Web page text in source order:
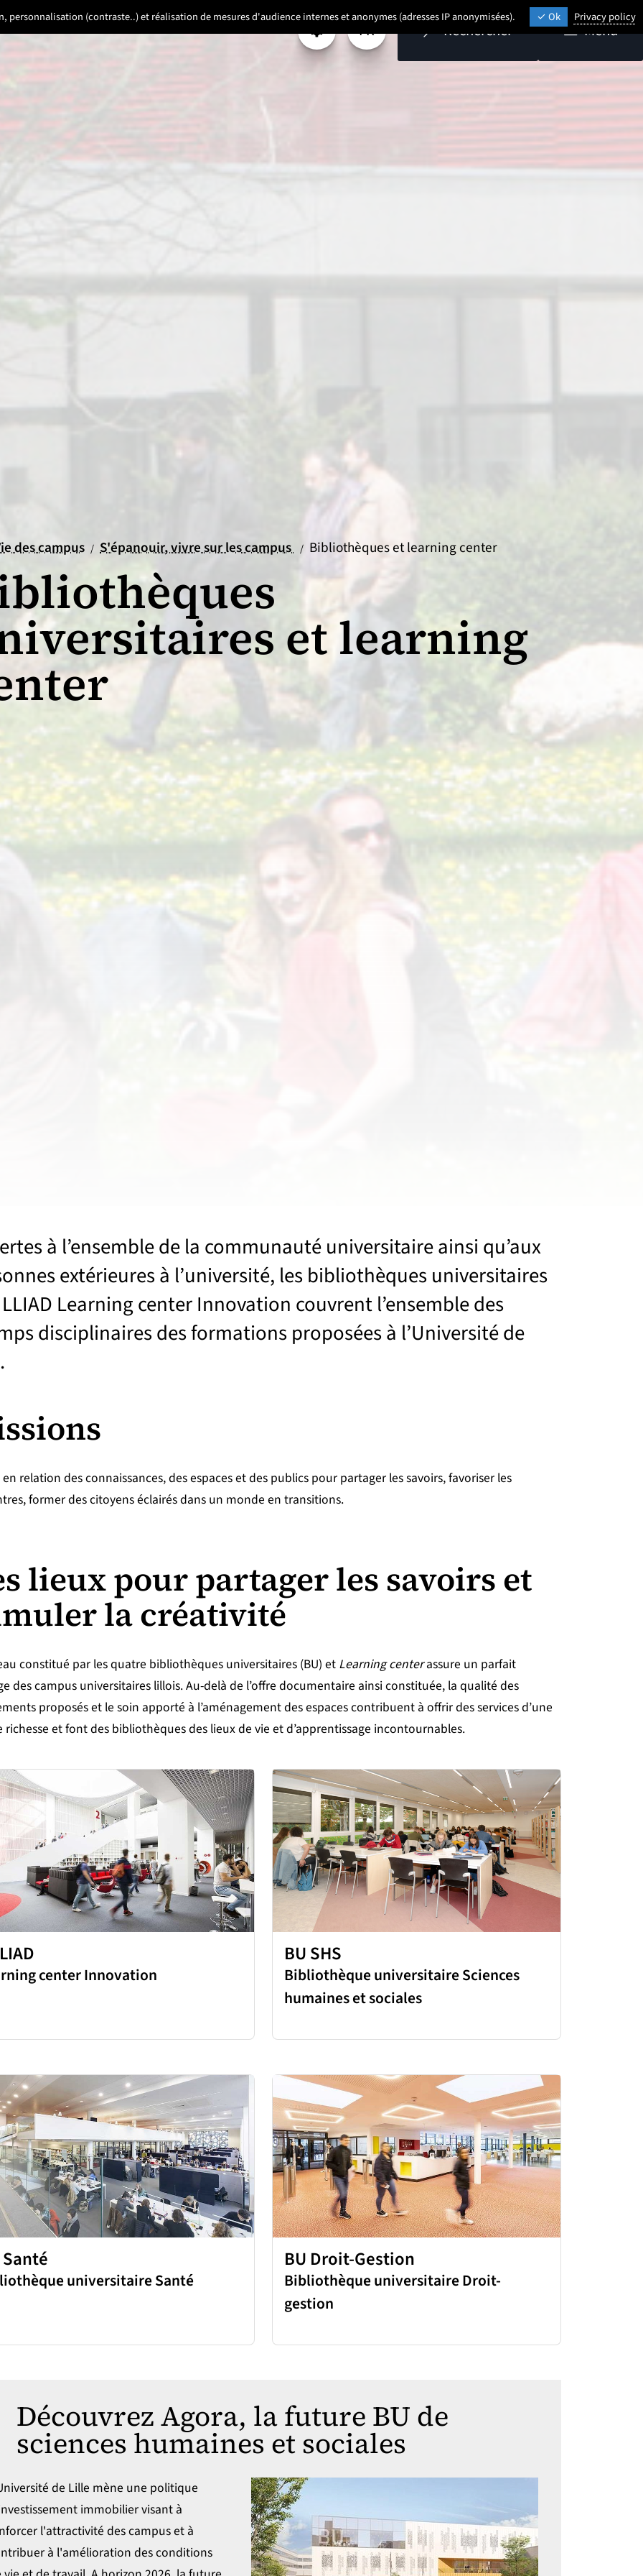
personnalisation (contraste..) et réalisation de mesures d'audience internes et anonymes (adresses IP anonymisées). Ok Privacy policy
ParamétrageSélectionner une langue (
FR
- Français sélectionné)
Rechercher Menu
des campus / S'épanouir, vivre sur les campus / Bibliothèques et learning center
et learning
Sous menu S'épanouir, vivre sur les campus
sa vie pratique
accompagné pour sa santé, son handicap
d’aides et de ressources
à l’ensemble de la communauté universitaire ainsi qu’aux
extérieures à l’université, les bibliothèques universitaires
Learning center Innovation couvrent l’ensemble des
disciplinaires des formations proposées à l’Université de
relation des connaissances, des espaces et des publics pour partager les savoirs, favoriser les
former des citoyens éclairés dans un monde en transitions.
lieux pour partager les savoirs et
la créativité
constitué par les quatre bibliothèques universitaires (BU) et Learning centerassure un parfait
des campus universitaires lillois. Au-delà de l’offre documentaire ainsi constituée, la qualité des
proposés et le soin apporté à l’aménagement des espaces contribuent à offrir des services d’une
richesse et font des bibliothèques des lieux de vie et d’apprentissage incontournables.
center Innovation
BU SHS
Bibliothèque universitaire Sciences
humaines et sociales
universitaire Santé
BU Droit-Gestion
Bibliothèque universitaire Droit-
gestion
Découvrez Agora, la future BU de
sciences humaines et sociales
de Lille mène une politique
immobilier visant à
l'attractivité des campus et à
à l'amélioration des conditions